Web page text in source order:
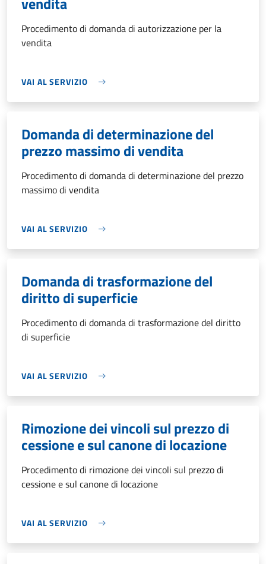
Procedimento di domanda di autorizzazione per la
vendita
VAI AL SERVIZIO
Domanda di determinazione del
prezzo massimo di vendita
Procedimento di domanda di determinazione del prezzo
massimo di vendita
VAI AL SERVIZIO
Domanda di trasformazione del
diritto di superficie
Procedimento di domanda di trasformazione del diritto
di superficie
VAI AL SERVIZIO
Rimozione dei vincoli sul prezzo di
cessione e sul canone di locazione
Procedimento di rimozione dei vincoli sul prezzo di
cessione e sul canone di locazione
VAI AL SERVIZIO